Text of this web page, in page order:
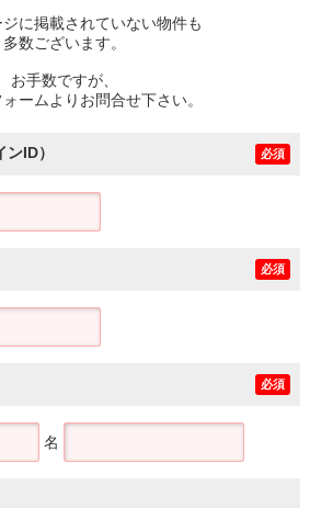
に掲載されていない物件も
多数ございます。
お手数ですが、
ームよりお問合せ下さい。
ID） 必須
必須
必須
名